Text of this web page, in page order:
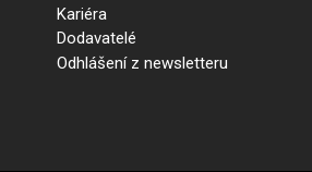
Kariéra
Dodavatelé
Odhlášení z newsletteru